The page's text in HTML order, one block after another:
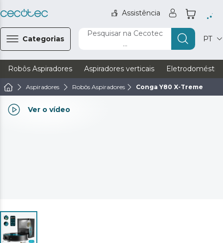
Assistência
Categorias
Pesquisar na Cecotec
...
PT
Robôs Aspiradores Aspiradores verticais
Aspiradores Robôs Aspiradores Conga Y80 X-Treme
Ver o vídeo